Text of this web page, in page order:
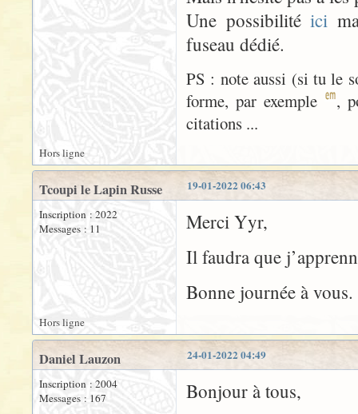
Une possibilitéici
fuseau dédié.
PS : note aussi (si tu le
forme, par exemple
,
citations ...
Hors ligne
19-01-2022 06:43
Tcoupi le Lapin Russe
Inscription : 2022
Messages : 11
Merci Yyr,
Il faudra que
Bonne journée à vous.
Hors ligne
24-01-2022 04:49
Daniel Lauzon
Inscription : 2004
Messages : 167
Bonjour à tous,